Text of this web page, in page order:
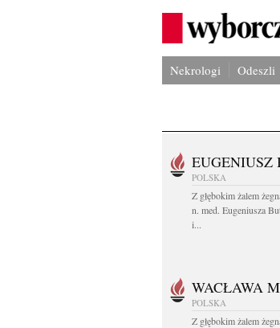
Nekrologi Odeszli
EUGENIUSZ
POLSKA
Z głębokim żalem
n. med. Eugeniusza
i...
WACŁAWA
POLSKA
Z głębokim żalem